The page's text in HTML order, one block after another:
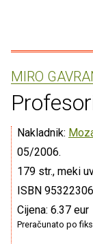
MIRO
Nakladnik:
05/2006.
179 str., meki
ISBN
Cijena: 6.37 eur
Preračunato po